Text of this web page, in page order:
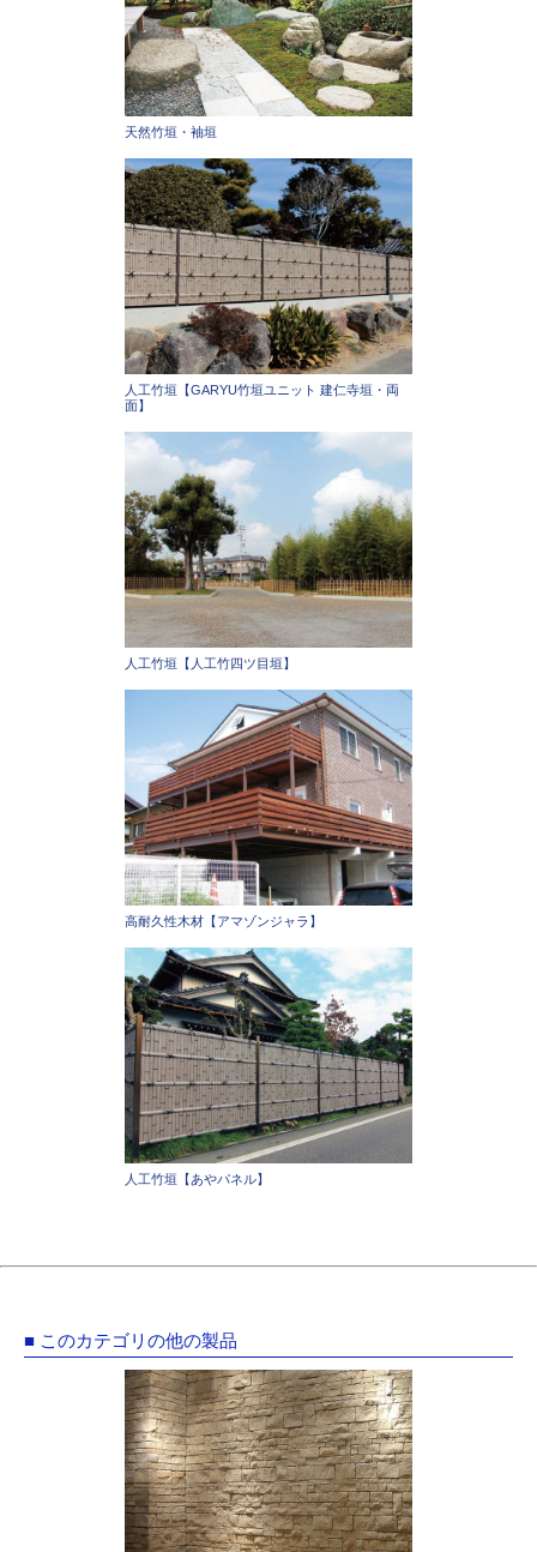
天然竹垣・袖垣
人工竹垣【GARYU竹垣ユニット 建仁寺垣・両
面】
人工竹垣【人工竹四ツ目垣】
高耐久性木材【アマゾンジャラ】
人工竹垣【あやパネル】
■ このカテゴリの他の製品